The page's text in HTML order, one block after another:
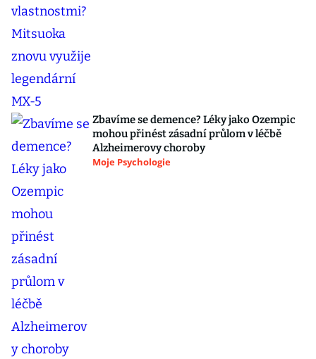
Zbavíme se demence? Léky jako Ozempic
mohou přinést zásadní průlom v léčbě
Alzheimerovy choroby
Moje Psychologie